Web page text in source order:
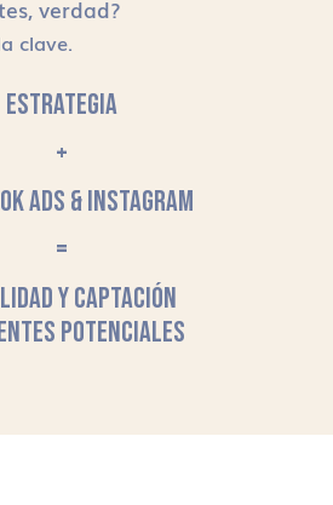
verdad?
clave.
ESTRATEGIA
+
ADS & INSTAGRAM
=
Y CAPTACIÓN
POTENCIALES